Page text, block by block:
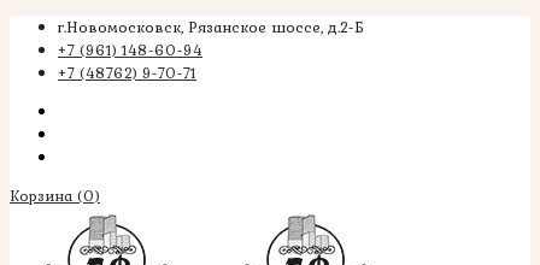
г.Новомосковск, Рязанское шоссе, д.2-Б
+7 (961) 148-60-94
+7 (48762) 9-70-71
Корзина (0)